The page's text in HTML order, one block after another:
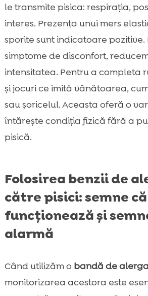
le transmite pisica: respirația,
interes. Prezența unui mers
sporite sunt indicatoare
simptome de disconfort,
intensitatea. Pentru a completa
și jocuri ce imită vânătoarea,
sau șoricelul. Aceasta oferă o
întărește condiția fizică fără a
pisică.
Folosirea benzii de
către pisici: semne că
funcționează și
alarmă
Când utilizăm o bandă de
monitorizarea acestora este